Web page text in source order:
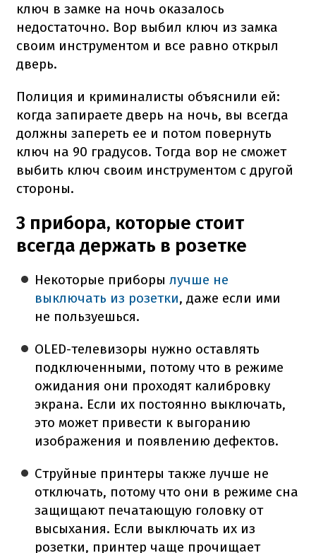
ключ в замке на ночь оказалось
недостаточно. Вор выбил ключ из замка
своим инструментом и все равно открыл
дверь.
Полиция и криминалисты объяснили ей:
когда запираете дверь на ночь, вы всегда
должны запереть ее и потом повернуть
ключ на 90 градусов. Тогда вор не сможет
выбить ключ своим инструментом с другой
стороны.
3 прибора, которые стоит
всегда держать в розетке
Некоторые приборы лучше не
выключать из розетки, даже если ими
не пользуешься.
OLED-телевизоры нужно оставлять
подключенными, потому что в режиме
ожидания они проходят калибровку
экрана. Если их постоянно выключать,
это может привести к выгоранию
изображения и появлению дефектов.
Струйные принтеры также лучше не
отключать, потому что они в режиме сна
защищают печатающую головку от
высыхания. Если выключать их из
розетки, принтер чаще прочищает